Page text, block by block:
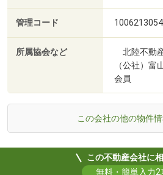
管理コード 1006213054
所属協会など
北陸不動
（公社）富
会員
この会社の他の物件
この不動産会社に
無料・簡単入力2